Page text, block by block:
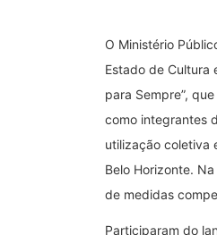
O Ministério
Estado de Cultura
para Sempre”,
como integrantes
utilização coletiva
Belo Horizonte.
de medidas
Participaram do